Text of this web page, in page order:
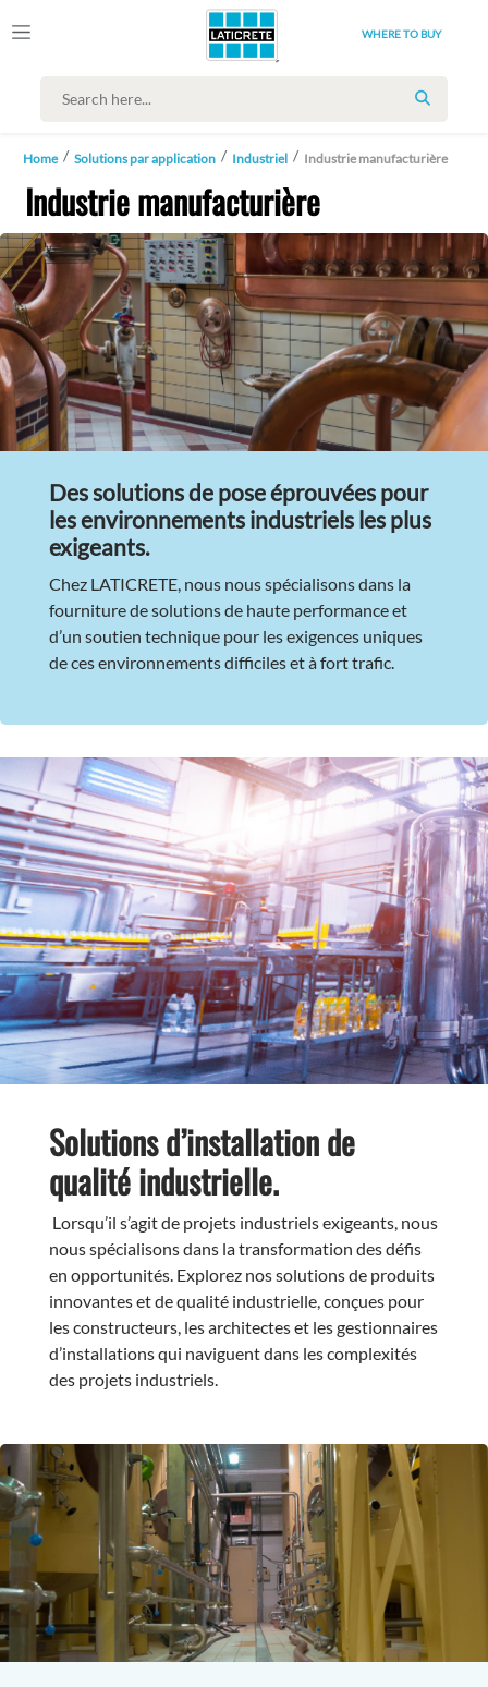
WHERE TO BUY
SEARCH
Home Solutions par application Industriel Industrie manufacturière
Industrie manufacturière
Des solutions de pose éprouvées pour
les environnements industriels les plus
exigeants.
Chez LATICRETE, nous nous spécialisons dans la
fourniture de solutions de haute performance et
d’un soutien technique pour les exigences uniques
de ces environnements difficiles et à fort trafic.
Solutions d’installation de
qualité industrielle.
Lorsqu’il s’agit de projets industriels exigeants, nous
nous spécialisons dans la transformation des défis
en opportunités. Explorez nos solutions de produits
innovantes et de qualité industrielle, conçues pour
les constructeurs, les architectes et les gestionnaires
d’installations qui naviguent dans les complexités
des projets industriels.